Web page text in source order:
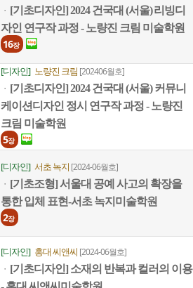
ㆍ [기초디자인] 2024 건국대 (서울) 리빙디
자인 연구작 과정 - 노량진 크림 미술학원
16장
[디자인] 노량진 크림 [202406월호]
ㆍ [기초디자인] 2024 건국대 (서울) 커뮤니
케이션디자인 정시 연구작 과정 - 노량진
크림 미술학원
5장
[디자인] 서초 녹지 [2024-06월호]
ㆍ [기초조형] 서울대 공예 사고의 확장을
통한 입체 표현-서초 녹지미술학원
2장
[디자인] 홍대 씨앤씨 [2024-06월호]
ㆍ [기초디자인] 소재의 반복과 컬러의 이용